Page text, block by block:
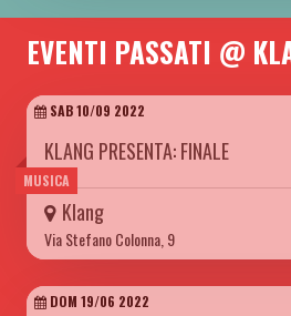
EVENTI PASSATI @
MUSICA
SAB 10/09 2022
KLANG PRESENTA: FINALE
Klang
Via Stefano Colonna, 9
DOM 19/06 2022